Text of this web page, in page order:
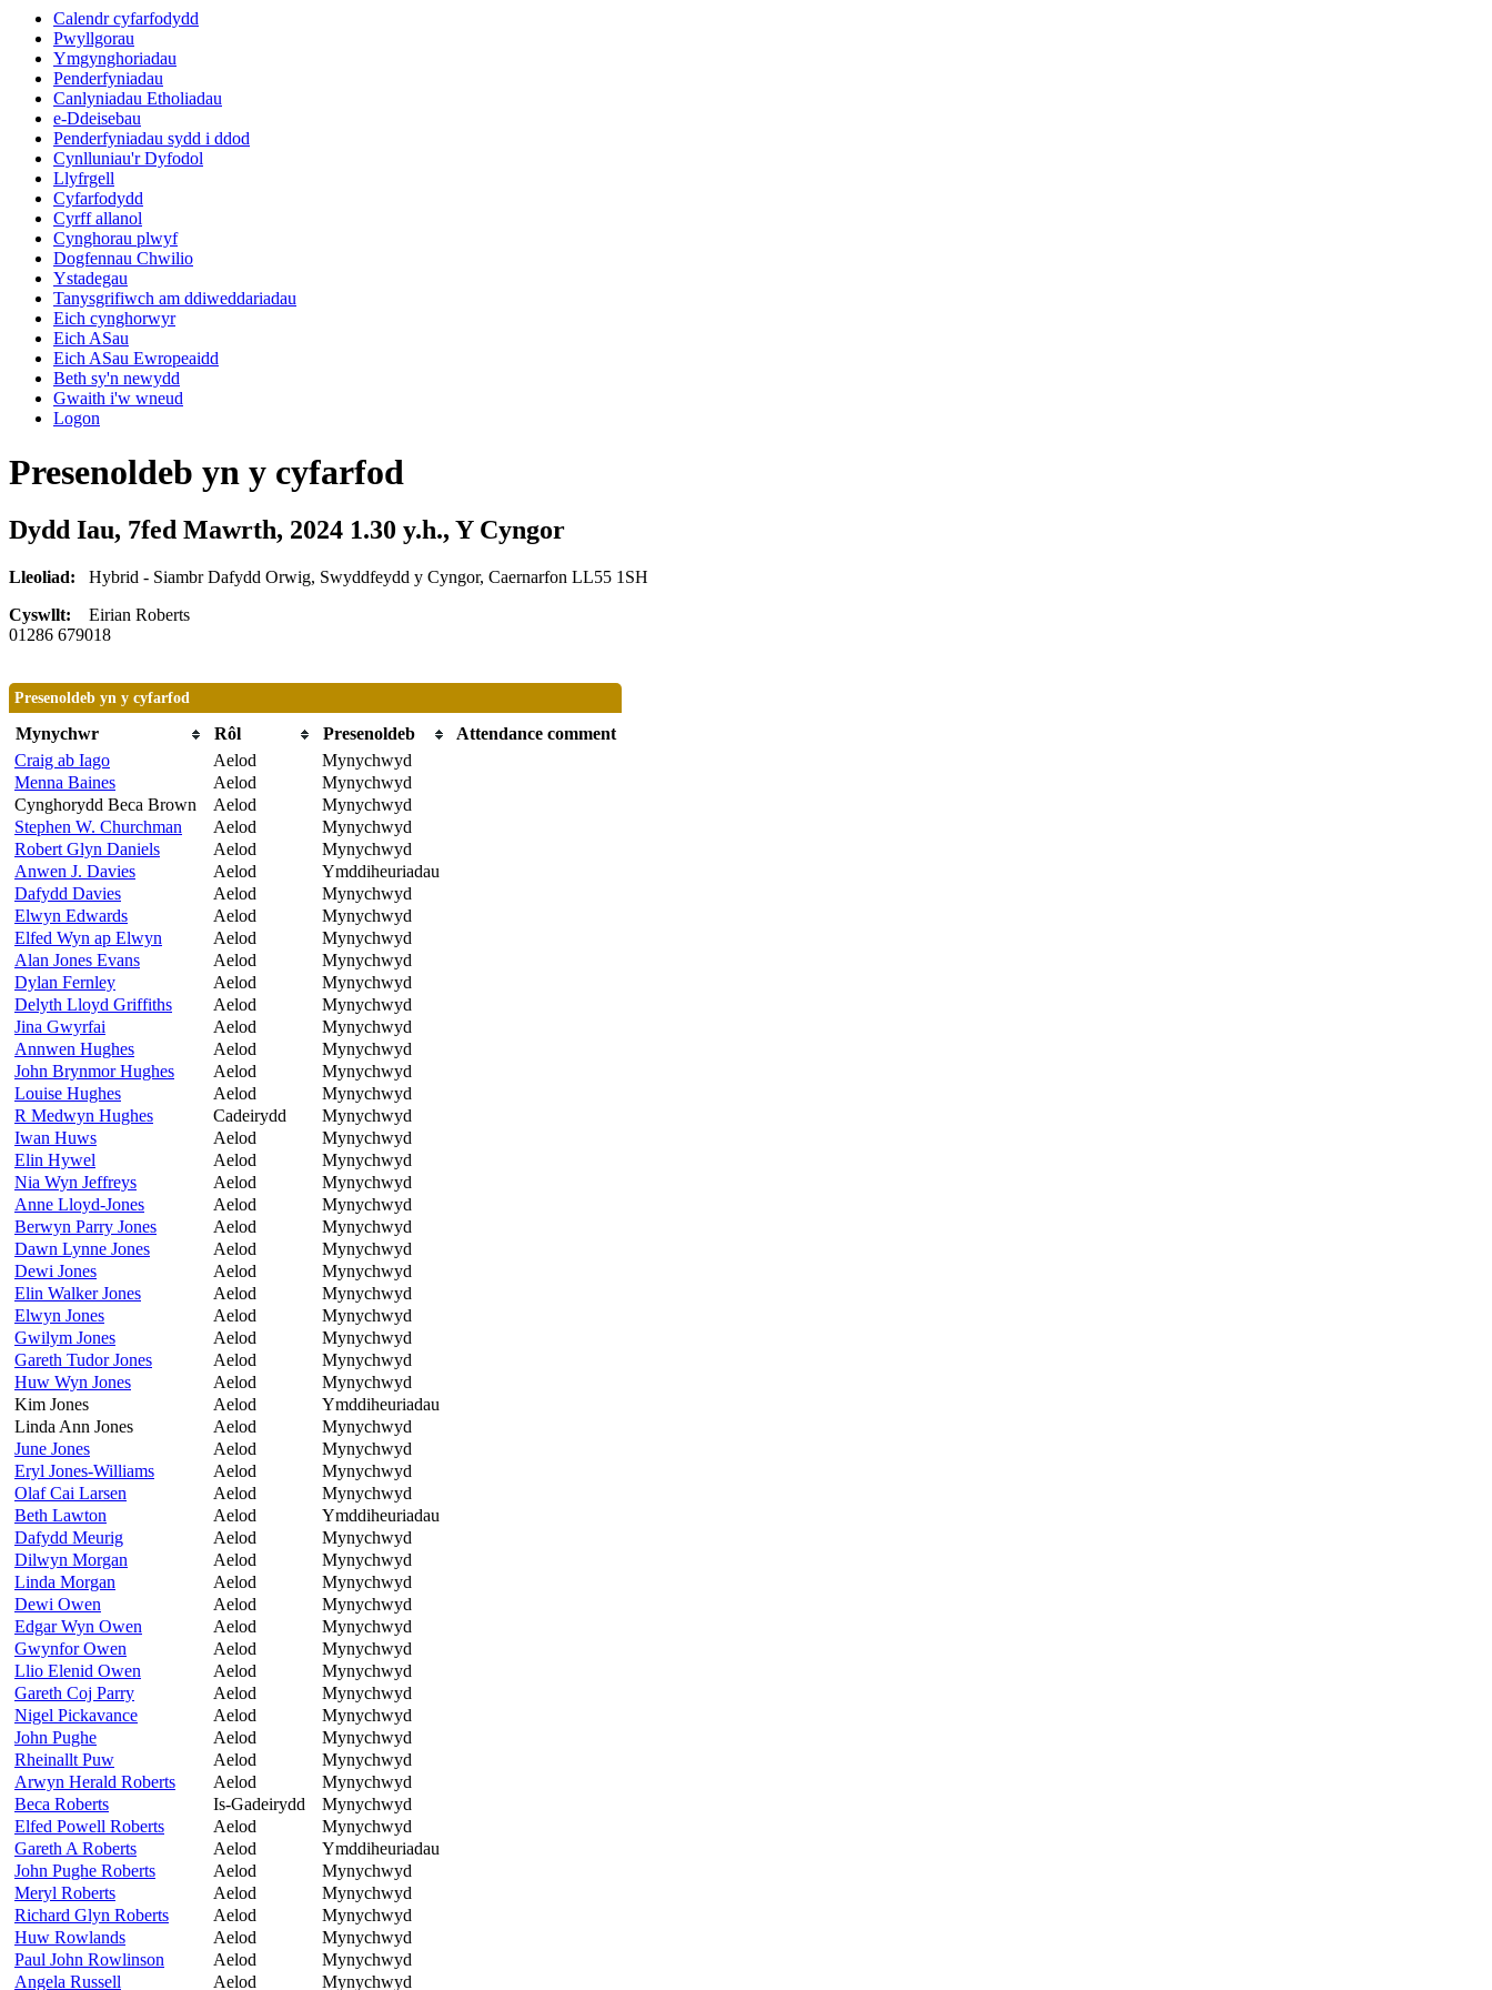
Calendr cyfarfodydd
Pwyllgorau
Ymgynghoriadau
Penderfyniadau
Canlyniadau Etholiadau
e-Ddeisebau
Penderfyniadau sydd i ddod
Cynlluniau'r Dyfodol
Llyfrgell
Cyfarfodydd
Cyrff allanol
Cynghorau plwyf
Dogfennau Chwilio
Ystadegau
Tanysgrifiwch am ddiweddariadau
Eich cynghorwyr
Eich ASau
Eich ASau Ewropeaidd
Beth sy'n newydd
Gwaith i'w wneud
Logon
Presenoldeb yn y cyfarfod
Dydd Iau, 7fed Mawrth, 2024 1.30 y.h., Y Cyngor
Lleoliad: Hybrid - Siambr Dafydd Orwig, Swyddfeydd y Cyngor, Caernarfon LL55 1SH
Cyswllt: Eirian Roberts
01286 679018
Presenoldeb yn y cyfarfod
Mynychwr Rôl Presenoldeb
Attendance comment
Craig ab Iago
Aelod
Mynychwyd
Menna Baines
Aelod
Mynychwyd
Cynghorydd Beca Brown
Aelod
Mynychwyd
Stephen W. Churchman
Aelod
Mynychwyd
Robert Glyn Daniels
Aelod
Mynychwyd
Anwen J. Davies
Aelod
Ymddiheuriadau
Dafydd Davies
Aelod
Mynychwyd
Elwyn Edwards
Aelod
Mynychwyd
Elfed Wyn ap Elwyn
Aelod
Mynychwyd
Alan Jones Evans
Aelod
Mynychwyd
Dylan Fernley
Aelod
Mynychwyd
Delyth Lloyd Griffiths
Aelod
Mynychwyd
Jina Gwyrfai
Aelod
Mynychwyd
Annwen Hughes
Aelod
Mynychwyd
John Brynmor Hughes
Aelod
Mynychwyd
Louise Hughes
Aelod
Mynychwyd
R Medwyn Hughes
Cadeirydd
Mynychwyd
Iwan Huws
Aelod
Mynychwyd
Elin Hywel
Aelod
Mynychwyd
Nia Wyn Jeffreys
Aelod
Mynychwyd
Anne Lloyd-Jones
Aelod
Mynychwyd
Berwyn Parry Jones
Aelod
Mynychwyd
Dawn Lynne Jones
Aelod
Mynychwyd
Dewi Jones
Aelod
Mynychwyd
Elin Walker Jones
Aelod
Mynychwyd
Elwyn Jones
Aelod
Mynychwyd
Gwilym Jones
Aelod
Mynychwyd
Gareth Tudor Jones
Aelod
Mynychwyd
Huw Wyn Jones
Aelod
Mynychwyd
Kim Jones
Aelod
Ymddiheuriadau
Linda Ann Jones
Aelod
Mynychwyd
June Jones
Aelod
Mynychwyd
Eryl Jones-Williams
Aelod
Mynychwyd
Olaf Cai Larsen
Aelod
Mynychwyd
Beth Lawton
Aelod
Ymddiheuriadau
Dafydd Meurig
Aelod
Mynychwyd
Dilwyn Morgan
Aelod
Mynychwyd
Linda Morgan
Aelod
Mynychwyd
Dewi Owen
Aelod
Mynychwyd
Edgar Wyn Owen
Aelod
Mynychwyd
Gwynfor Owen
Aelod
Mynychwyd
Llio Elenid Owen
Aelod
Mynychwyd
Gareth Coj Parry
Aelod
Mynychwyd
Nigel Pickavance
Aelod
Mynychwyd
John Pughe
Aelod
Mynychwyd
Rheinallt Puw
Aelod
Mynychwyd
Arwyn Herald Roberts
Aelod
Mynychwyd
Beca Roberts
Is-Gadeirydd
Mynychwyd
Elfed Powell Roberts
Aelod
Mynychwyd
Gareth A Roberts
Aelod
Ymddiheuriadau
John Pughe Roberts
Aelod
Mynychwyd
Meryl Roberts
Aelod
Mynychwyd
Richard Glyn Roberts
Aelod
Mynychwyd
Huw Rowlands
Aelod
Mynychwyd
Paul John Rowlinson
Aelod
Mynychwyd
Angela Russell
Aelod Mynychwyd